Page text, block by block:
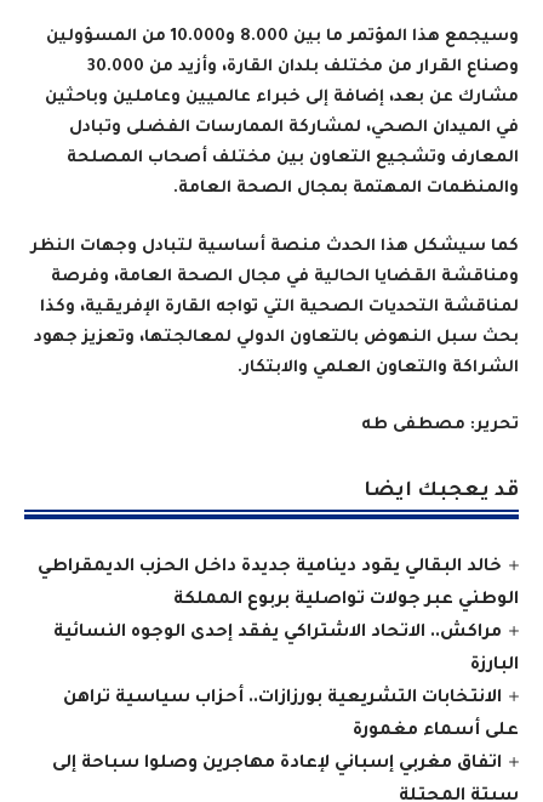
وسيجمع هذا المؤتمر ما بين 8.000 و10.000 من المسؤولين
وصناع القرار من مختلف بلدان القارة، وأزيد من 30.000
مشارك عن بعد، إضافة إلى خبراء عالميين وعاملين وباحثين
في الميدان الصحي، لمشاركة الممارسات الفضلى وتبادل
المعارف وتشجيع التعاون بين مختلف أصحاب المصلحة
والمنظمات المهتمة بمجال الصحة العامة.
كما سيشكل هذا الحدث منصة أساسية لتبادل وجهات النظر
ومناقشة القضايا الحالية في مجال الصحة العامة، وفرصة
لمناقشة التحديات الصحية التي تواجه القارة الإفريقية، وكذا
بحث سبل النهوض بالتعاون الدولي لمعالجتها، وتعزيز جهود
الشراكة والتعاون العلمي والابتكار .
تحرير: مصطفى طه
قد يعجبك ايضا
خالد البقالي يقود دينامية جديدة داخل الحزب الديمقراطي
الوطني عبر جولات تواصلية بربوع المملكة
مراكش.. الاتحاد الاشتراكي يفقد إحدى الوجوه النسائية
البارزة
الانتخابات التشريعية بورزازات.. أحزاب سياسية تراهن
على أسماء مغمورة
اتفاق مغربي إسباني لإعادة مهاجرين وصلوا سباحة إلى
سبتة المحتلة